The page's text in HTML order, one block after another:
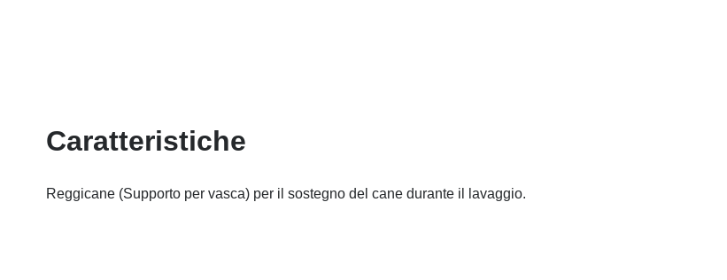
Caratteristiche
Reggicane (Supporto per vasca) per il sostegno del cane durante il lavaggio.